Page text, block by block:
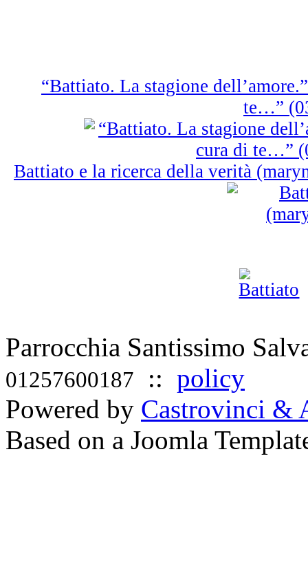
“Battiato. La stagione
te…”
Battiato e la ricerca della verità
Parrocchia Santissimo
01257600187 :: policy
Powered by Castrovinci &
Based on a Joomla